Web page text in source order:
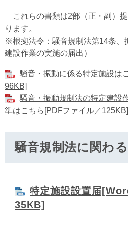
これらの書類は2部（正・副）
ります。
※根拠法令：騒音規制法第14条、
建設作業の実施の届出）
騒音・振動に係る特定施設は
96KB]
騒音・振動規制法の特定建設
準はこちら[PDFファイル／125KB]
騒音規制法に関わ
特定施設設置届
35KB]